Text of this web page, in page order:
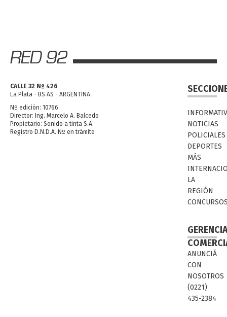
CALLE 32 Nº 426
La Plata - BS AS - ARGENTINA
Nº edición: 10766
Director: Ing. Marcelo A. Balcedo
Propietario: Sonido a tinta S.A.
Registro D.N.D.A. Nº en trámite
NOTICIAS
POLICIALES
DEPORTES
MÁS
LA
REGIÓN
ANUNCIÁ
CON
NOSOTROS
(0221)
435-2384